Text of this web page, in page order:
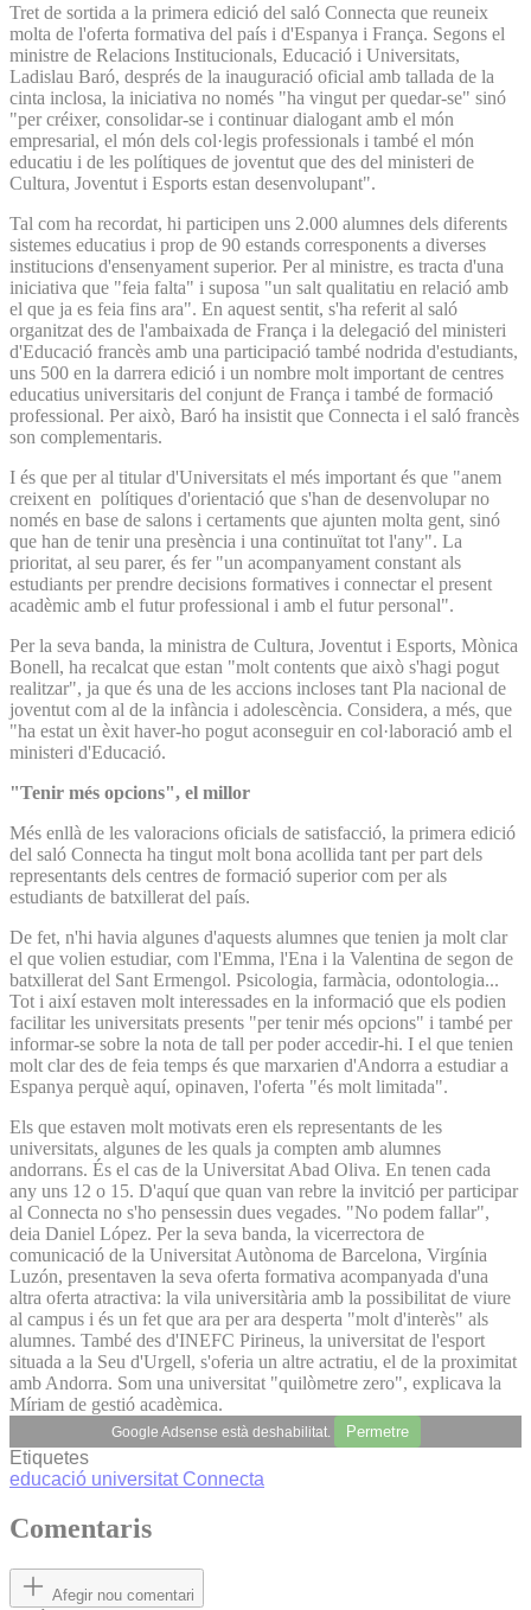
Tret de sortida a la primera edició del saló Connecta que reuneix
molta de l'oferta formativa del país i d'Espanya i França. Segons el
ministre de Relacions Institucionals, Educació i Universitats,
Ladislau Baró, després de la inauguració oficial amb tallada de la
cinta inclosa, la iniciativa no només "ha vingut per quedar-se" sinó
"per créixer, consolidar-se i continuar dialogant amb el món
empresarial, el món dels col·legis professionals i també el món
educatiu i de les polítiques de joventut que des del ministeri de
Cultura, Joventut i Esports estan desenvolupant".
Tal com ha recordat, hi participen uns 2.000 alumnes dels diferents
sistemes educatius i prop de 90 estands corresponents a diverses
institucions d'ensenyament superior. Per al ministre, es tracta d'una
iniciativa que "feia falta" i suposa "un salt qualitatiu en relació amb
el que ja es feia fins ara". En aquest sentit, s'ha referit al saló
organitzat des de l'ambaixada de França i la delegació del ministeri
d'Educació francès amb una participació també nodrida d'estudiants,
uns 500 en la darrera edició i un nombre molt important de centres
educatius universitaris del conjunt de França i també de formació
professional. Per això, Baró ha insistit que Connecta i el saló francès
son complementaris.
I és que per al titular d'Universitats el més important és que "anem
creixent en polítiques d'orientació que s'han de desenvolupar no
només en base de salons i certaments que ajunten molta gent, sinó
que han de tenir una presència i una continuïtat tot l'any". La
prioritat, al seu parer, és fer "un acompanyament constant als
estudiants per prendre decisions formatives i connectar el present
acadèmic amb el futur professional i amb el futur personal".
Per la seva banda, la ministra de Cultura, Joventut i Esports, Mònica
Bonell, ha recalcat que estan "molt contents que això s'hagi pogut
realitzar", ja que és una de les accions incloses tant Pla nacional de
joventut com al de la infància i adolescència. Considera, a més, que
"ha estat un èxit haver-ho pogut aconseguir en col·laboració amb el
ministeri d'Educació.
"Tenir més opcions", el millor
Més enllà de les valoracions oficials de satisfacció, la primera edició
del saló Connecta ha tingut molt bona acollida tant per part dels
representants dels centres de formació superior com per als
estudiants de batxillerat del país.
De fet, n'hi havia algunes d'aquests alumnes que tenien ja molt clar
el que volien estudiar, com l'Emma, l'Ena i la Valentina de segon de
batxillerat del Sant Ermengol. Psicologia, farmàcia, odontologia...
Tot i així estaven molt interessades en la informació que els podien
facilitar les universitats presents "per tenir més opcions" i també per
informar-se sobre la nota de tall per poder accedir-hi. I el que tenien
molt clar des de feia temps és que marxarien d'Andorra a estudiar a
Espanya perquè aquí, opinaven, l'oferta "és molt limitada".
Els que estaven molt motivats eren els representants de les
universitats, algunes de les quals ja compten amb alumnes
andorrans. És el cas de la Universitat Abad Oliva. En tenen cada
any uns 12 o 15. D'aquí que quan van rebre la invitció per participar
al Connecta no s'ho pensessin dues vegades. "No podem fallar",
deia Daniel López. Per la seva banda, la vicerrectora de
comunicació de la Universitat Autònoma de Barcelona, Virgínia
Luzón, presentaven la seva oferta formativa acompanyada d'una
altra oferta atractiva: la vila universitària amb la possibilitat de viure
al campus i és un fet que ara per ara desperta "molt d'interès" als
alumnes. També des d'INEFC Pirineus, la universitat de l'esport
situada a la Seu d'Urgell, s'oferia un altre actratiu, el de la proximitat
amb Andorra. Som una universitat "quilòmetre zero", explicava la
Míriam de gestió acadèmica.
Google Adsense està deshabilitat. Permetre
Etiquetes
educació universitat Connecta
Comentaris
Afegir nou comentari